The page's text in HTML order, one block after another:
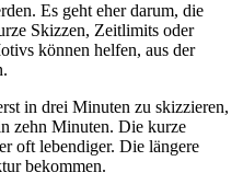
Es geht eher darum, die
Skizzen, Zeitlimits oder
können helfen, aus der
in drei Minuten zu skizzieren,
zehn Minuten. Die kurze
oft lebendiger. Die längere
bekommen.